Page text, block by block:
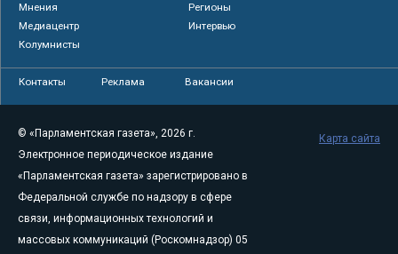
Мнения
Регионы
Медиацентр
Интервью
Колумнисты
Контакты Реклама Вакансии
© «Парламентская газета», 2026 г.
Электронное периодическое издание
«Парламентская газета» зарегистрировано в
Федеральной службе по надзору в сфере
связи, информационных технологий и
массовых коммуникаций (Роскомнадзор) 05
Карта сайта